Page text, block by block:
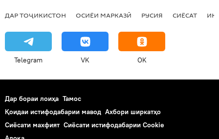
ДАР ТОҶИКИСТОН ОСИЁИ МАРКАЗӢ РУСИЯ СИЁСАТ
Telegram VK OK
Дар бораи лоиҳа Тамос
Қоидаи истифодабарии мавод Ахбори ширкатҳо
Сиёсати махфият Сиёсати истифодабарии Cookie